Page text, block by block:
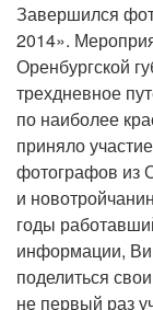
Завершился
2014».
Оренбургской
трехдневное
по наиболее
приняло
фотографов из
и
годы
информации,
поделиться
не первый раз